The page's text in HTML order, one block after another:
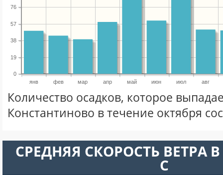
янв фев мар апр май июн июл авг
0
19
38
57
76
Количество осадков, которое
Константиново в течение октября
СРЕДНЯЯ СКОРОСТЬ ВЕТРА
С